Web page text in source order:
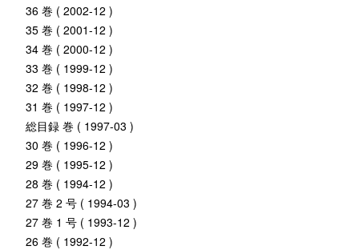
36 巻 ( 2002-12 )
35 巻 ( 2001-12 )
34 巻 ( 2000-12 )
33 巻 ( 1999-12 )
32 巻 ( 1998-12 )
31 巻 ( 1997-12 )
総目録 巻 ( 1997-03 )
30 巻 ( 1996-12 )
29 巻 ( 1995-12 )
28 巻 ( 1994-12 )
27 巻 2 号 ( 1994-03 )
27 巻 1 号 ( 1993-12 )
26 巻 ( 1992-12 )